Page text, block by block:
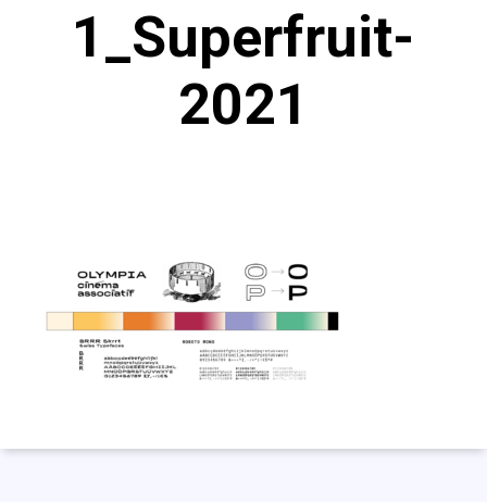
1_Superfruit-
2021